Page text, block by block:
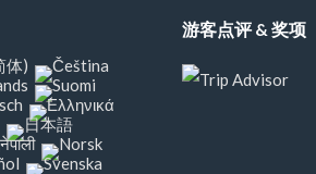
游客点评 & 奖项